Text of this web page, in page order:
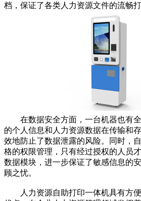
档，保证了各类人力资源文件的流畅打
在数据安全方面，一台机器也有全
的个人信息和人力资源数据在传输和
效地防止了数据泄露的风险。同时，
格的权限管理，只有经过授权的人员
数据模块，进一步保证了敏感信息的
顾之忧。
人力资源自助打印一体机具有方便